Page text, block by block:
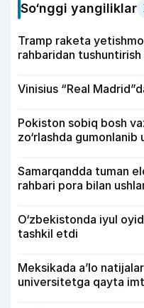
So‘nggi yangiliklar
Tramp raketa
rahbaridan
Vinisius “Real
Pokiston sobiq bosh
zo‘rlashda
Samarqandda tuman
rahbari pora bilan
O‘zbekistonda iyul
tashkil etdi
Meksikada a’lo
universitetga qayta